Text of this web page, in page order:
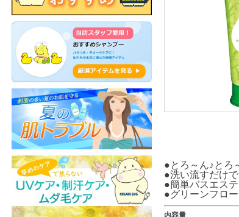
●とろ～ん♪とろ
●洗い流すだけ
●簡単バスエス
●グリーンフロ
内容量